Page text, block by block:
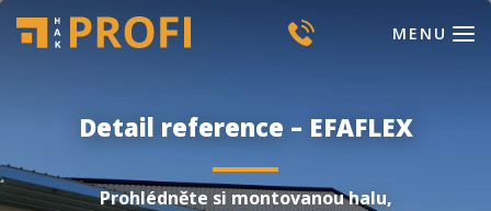
MENU
Detail reference – EFAFLEX
Prohlédněte si montovanou halu,